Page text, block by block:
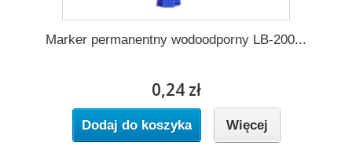
Marker permanentny wodoodporny LB-200...
0,24 zł
Dodaj do koszyka Więcej